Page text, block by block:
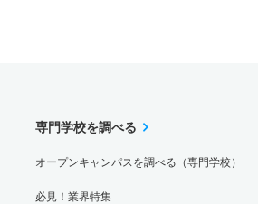
専門学校を調べる
オープンキャンパスを調べる（専門学校）
必見！業界特集